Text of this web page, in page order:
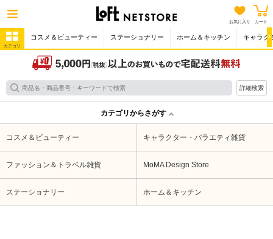
お気に入り カート
カテゴリ
コスメ＆ビューティー ステーショナリー ホーム＆キッチン キャラク
詳細検索
カテゴリからさがす
コスメ＆ビューティー キャラクター・バラエティ雑貨
ファッション＆トラベル雑貨 MoMA Design Store
ステーショナリー ホーム＆キッチン